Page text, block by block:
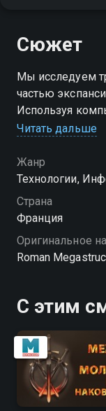
Сюжет
Мы исследуем
частью
Используя
учёных, мы
Посмотреть
совершенно
Смотрёшке
Читать дальше
Жанр
Технологии,
Страна
Франция
Оригинальное
Roman
С этим